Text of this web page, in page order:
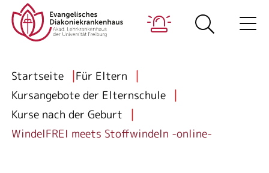
Zum Inhalt springen
Notfall
Breadcrumb
Startseite
Für Eltern
Kursangebote der Elternschule
Kurse nach der Geburt
WindelFREI meets Stoffwindeln -online-